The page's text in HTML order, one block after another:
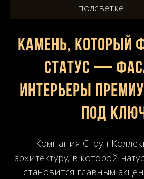
подсветке
Камень, который
статус —
интерьеры
под
Компания Стоун
архитектуру, в которой
становится главным